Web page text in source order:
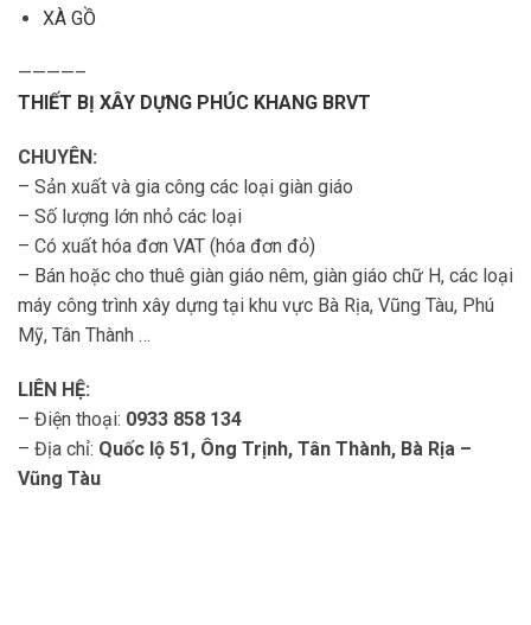
XÀ GỒ
————–
THIẾT BỊ XÂY DỰNG PHÚC KHANG BRVT
CHUYÊN:
– Sản xuất và gia công các loại giàn giáo
– Số lượng lớn nhỏ các loại
– Có xuất hóa đơn VAT (hóa đơn đỏ)
– Bán hoặc cho thuê giàn giáo nêm, giàn giáo chữ H, các loại
máy công trình xây dựng tại khu vực Bà Rịa, Vũng Tàu, Phú
Mỹ, Tân Thành …
LIÊN HỆ:
– Điện thoại: 0933 858 134
– Địa chỉ: Quốc lộ 51, Ông Trịnh, Tân Thành, Bà Rịa –
Vũng Tàu